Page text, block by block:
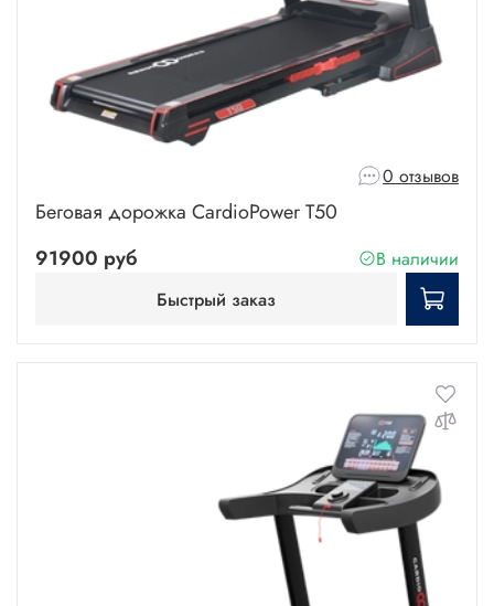
0 отзывов
Беговая дорожка CardioPower T50
91900 руб
В наличии
Быстрый заказ